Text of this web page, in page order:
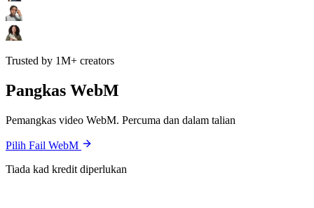
Trusted by 1M+ creators
Pangkas WebM
Pemangkas video WebM. Percuma dan dalam talian
Pilih Fail WebM
Tiada kad kredit diperlukan